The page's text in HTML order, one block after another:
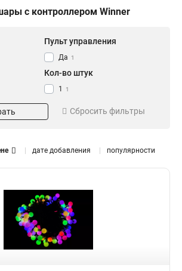
с контроллером Winner
Пульт управления
Да 1
Кол-во штук
1 1
Сбросить фильтры
дате добавления популярности